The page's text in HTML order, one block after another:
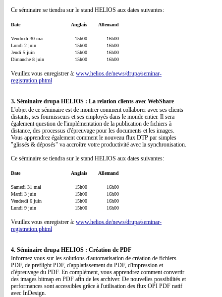
Ce séminaire se tiendra sur le stand HELIOS aux dates suivantes:
Date Anglais Allemand
Vendredi 30 mai 15h00
16h00
Lundi 2 juin
15h00
16h00
Jeudi 5 juin
15h00
16h00
Dimanche 8 juin
15h00 16h00
Veuillez vous enregistrer à: www.helios.de/news/drupa/seminar-
registration.phtml
3. Séminaire drupa HELIOS : La relation clients avec WebShare
L'objet de ce séminaire est de montrer comment collaborer avec ses clients
distants, ses fournisseurs et ses employés dans le monde entier. Il sera
également question de l'implémentation de la publication de fichiers à
distance, des processus d'épreuvage pour les documents et les images.
Vous apprendrez également comment le nouveau flux DTP par simples
"glissés & déposés" va accroître votre productivité avec la synchronisation.
Ce séminaire se tiendra sur le stand HELIOS aux dates suivantes:
Date Anglais Allemand
Samedi 31 mai 15h00
16h00
Mardi 3 juin
15h00
16h00
Vendredi 6 juin
15h00
16h00
Lundi 9 juin
15h00 16h00
Veuillez vous enregistrer à: www.helios.de/news/drupa/seminar-
registration.phtml
4. Séminaire drupa HELIOS : Création de PDF
Informez vous sur les solutions d'automatisation de création de fichiers
PDF, de preflight PDF, d'applatissement du PDF, d'impression et
d'épreuvage du PDF. En complément, vous apprendrez comment convertir
des images bitmap en PDF afin de les archiver. De nouvelles possibilités et
performances sont accessibles grâce à l'utilisation des flux OPI PDF natif
avec InDesign.